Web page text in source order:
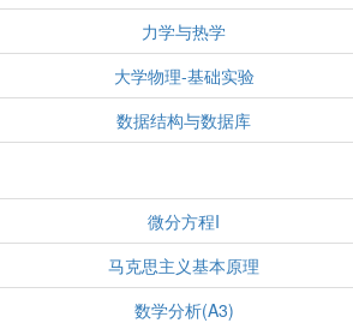
力学与热学
大学物理-基础实验
数据结构与数据库
微分方程I
马克思主义基本原理
数学分析(A3)